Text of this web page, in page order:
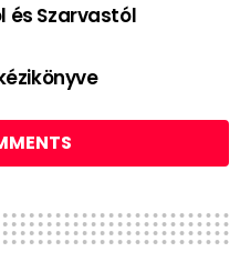
és Szarvastól